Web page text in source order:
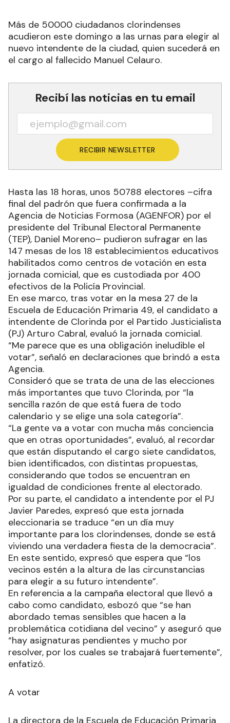
Más de 50000 ciudadanos clorindenses
acudieron este domingo a las urnas para elegir al
nuevo intendente de la ciudad, quien sucederá en
el cargo al fallecido Manuel Celauro.
Recibí las noticias en tu email
RECIBIR NEWSLETTER
Hasta las 18 horas, unos 50788 electores –cifra
final del padrón que fuera confirmada a la
Agencia de Noticias Formosa (AGENFOR) por el
presidente del Tribunal Electoral Permanente
(TEP), Daniel Moreno– pudieron sufragar en las
147 mesas de los 18 establecimientos educativos
habilitados como centros de votación en esta
jornada comicial, que es custodiada por 400
efectivos de la Policía Provincial.
En ese marco, tras votar en la mesa 27 de la
Escuela de Educación Primaria 49, el candidato a
intendente de Clorinda por el Partido Justicialista
(PJ) Arturo Cabral, evaluó la jornada comicial.
“Me parece que es una obligación ineludible el
votar”, señaló en declaraciones que brindó a esta
Agencia.
Consideró que se trata de una de las elecciones
más importantes que tuvo Clorinda, por “la
sencilla razón de que está fuera de todo
calendario y se elige una sola categoría”.
“La gente va a votar con mucha más conciencia
que en otras oportunidades”, evaluó, al recordar
que están disputando el cargo siete candidatos,
bien identificados, con distintas propuestas,
considerando que todos se encuentran en
igualdad de condiciones frente al electorado.
Por su parte, el candidato a intendente por el PJ
Javier Paredes, expresó que esta jornada
eleccionaria se traduce “en un día muy
importante para los clorindenses, donde se está
viviendo una verdadera fiesta de la democracia”.
En este sentido, expresó que espera que “los
vecinos estén a la altura de las circunstancias
para elegir a su futuro intendente”.
En referencia a la campaña electoral que llevó a
cabo como candidato, esbozó que “se han
abordado temas sensibles que hacen a la
problemática cotidiana del vecino” y aseguró que
“hay asignaturas pendientes y mucho por
resolver, por los cuales se trabajará fuertemente”,
enfatizó.
A votar
La directora de la Escuela de Educación Primaria